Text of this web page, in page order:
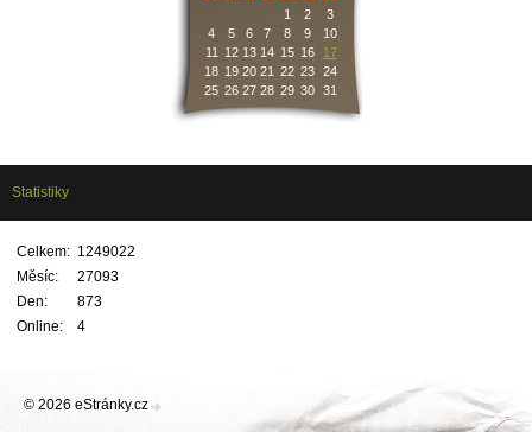
1
2
3
4
5 6 7 8 9
10
11
12 13 14 15 16
17
18 19 20 21 22 23 24
25 26 27 28 29 30 31
Statistiky
Online: 4
Celkem: 1249022
Měsíc:
27093
Den:
873
© 2026 eStránky.cz